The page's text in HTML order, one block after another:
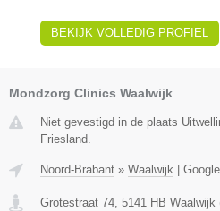
BEKIJK VOLLEDIG PROFIEL
Mondzorg Clinics Waalwijk
Niet gevestigd in de plaats
Friesland.
Noord-Brabant » Waalwijk
Grotestraat 74, 5141 HB Waalwijk